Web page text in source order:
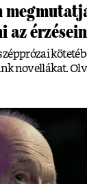
az
novellákat.